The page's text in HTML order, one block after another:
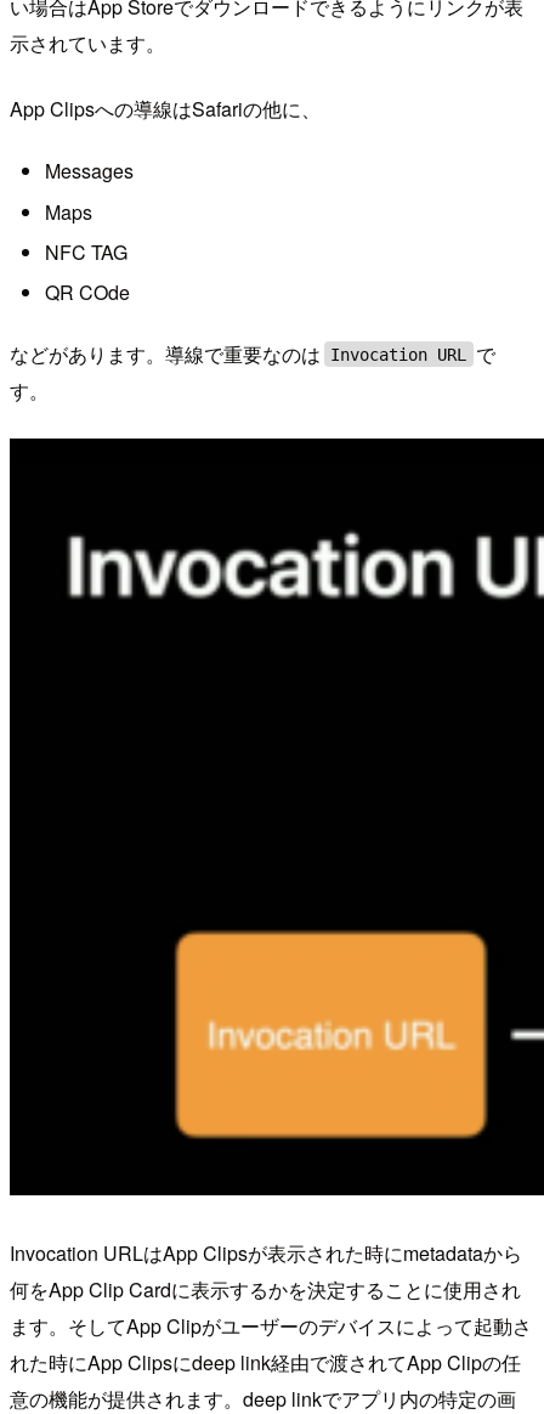
い場合はApp Storeでダウンロードできるようにリンクが表
示されています。
App Clipsへの導線はSafariの他に、
Messages
Maps
NFC TAG
QR COde
などがあります。導線で重要なのは Invocation URL
で
す。
Invocation URLはApp Clipsが表示された時にmetadataから
何をApp Clip Cardに表示するかを決定することに使用され
ます。そしてApp Clipがユーザーのデバイスによって起動さ
れた時にApp Clipsにdeep link経由で渡されてApp Clipの任
意の機能が提供されます。deep linkでアプリ内の特定の画